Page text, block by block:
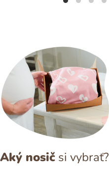
Aký nosič si vybrať?